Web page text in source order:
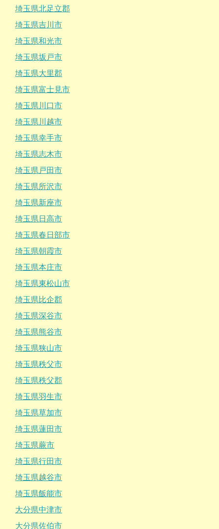
埼玉県北足立郡
埼玉県吉川市
埼玉県和光市
埼玉県坂戸市
埼玉県大里郡
埼玉県富士見市
埼玉県川口市
埼玉県川越市
埼玉県幸手市
埼玉県志木市
埼玉県戸田市
埼玉県所沢市
埼玉県新座市
埼玉県日高市
埼玉県春日部市
埼玉県朝霞市
埼玉県本庄市
埼玉県東松山市
埼玉県比企郡
埼玉県深谷市
埼玉県熊谷市
埼玉県狭山市
埼玉県秩父市
埼玉県秩父郡
埼玉県羽生市
埼玉県草加市
埼玉県蓮田市
埼玉県蕨市
埼玉県行田市
埼玉県越谷市
埼玉県飯能市
大分県中津市
大分県佐伯市